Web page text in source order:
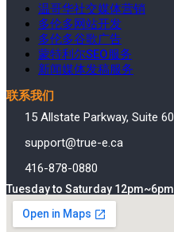
温哥华社交媒体营销
多伦多网站开发
多伦多谷歌广告
蒙特利尔SEO服务
新闻媒体发稿服务
联系我们
15 Allstate Parkway, Suite
support@true-e.ca
416-878-0880
Tuesday to Saturday